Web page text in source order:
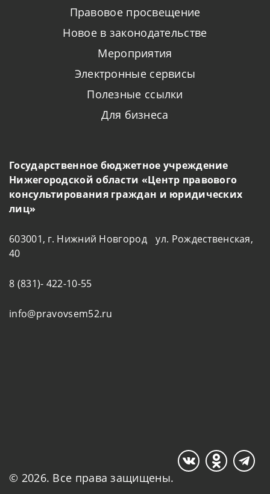
Правовое просвещение
Новое в законодательстве
Мероприятия
Электронные сервисы
Полезные ссылки
Для бизнеса
Государственное бюджетное учреждение
Нижегородской области «Центр правового
консультирования граждан и юридических
лиц»
603001, г. Нижний Новгород ул. Рождественская,
40
8 (831)- 422-10-55
info@pravovsem52.ru
© 2026. Все права защищены.